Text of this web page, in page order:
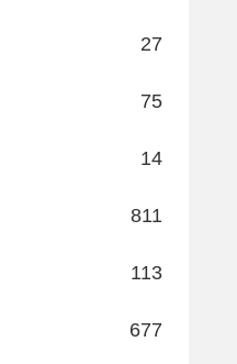
27
75
14
811
113
677